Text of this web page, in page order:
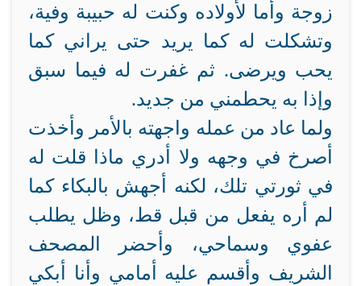
زوجة وأما لأولاده وكنت له حبيبة وفية،
وتشكلت له كما يريد حتى يراني كما
يحب ويرضى. ثم غفرت له فيما سبق
وإذا به يحطمني من جديد.
ولما عاد من عمله واجهته بالأمر وأخذت
أصرخ في وجهه ولا أدري ماذا قلت له
في ثورتي تلك، لكنه أجهش بالبكاء كما
لم أره يفعل من قبل قط، وظل يطلب
عفوي وسماحي، وأحضر المصحف
الشريف وأقسم عليه أمامي وأنا أبكي